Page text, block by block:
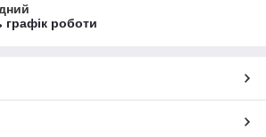
графік роботи